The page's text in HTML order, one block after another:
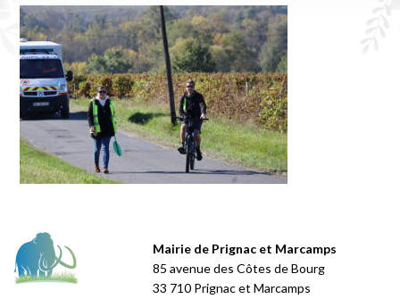
Mairie de Prignac et Marcamps
85 avenue des Côtes de Bourg
33 710 Prignac et Marcamps